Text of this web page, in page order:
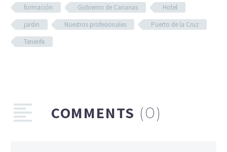
formación Gobierno de Canarias
Hotel
jardin
Nuestros profesionales
Puerto de la Cruz
Tenerife
COMMENTS (0)